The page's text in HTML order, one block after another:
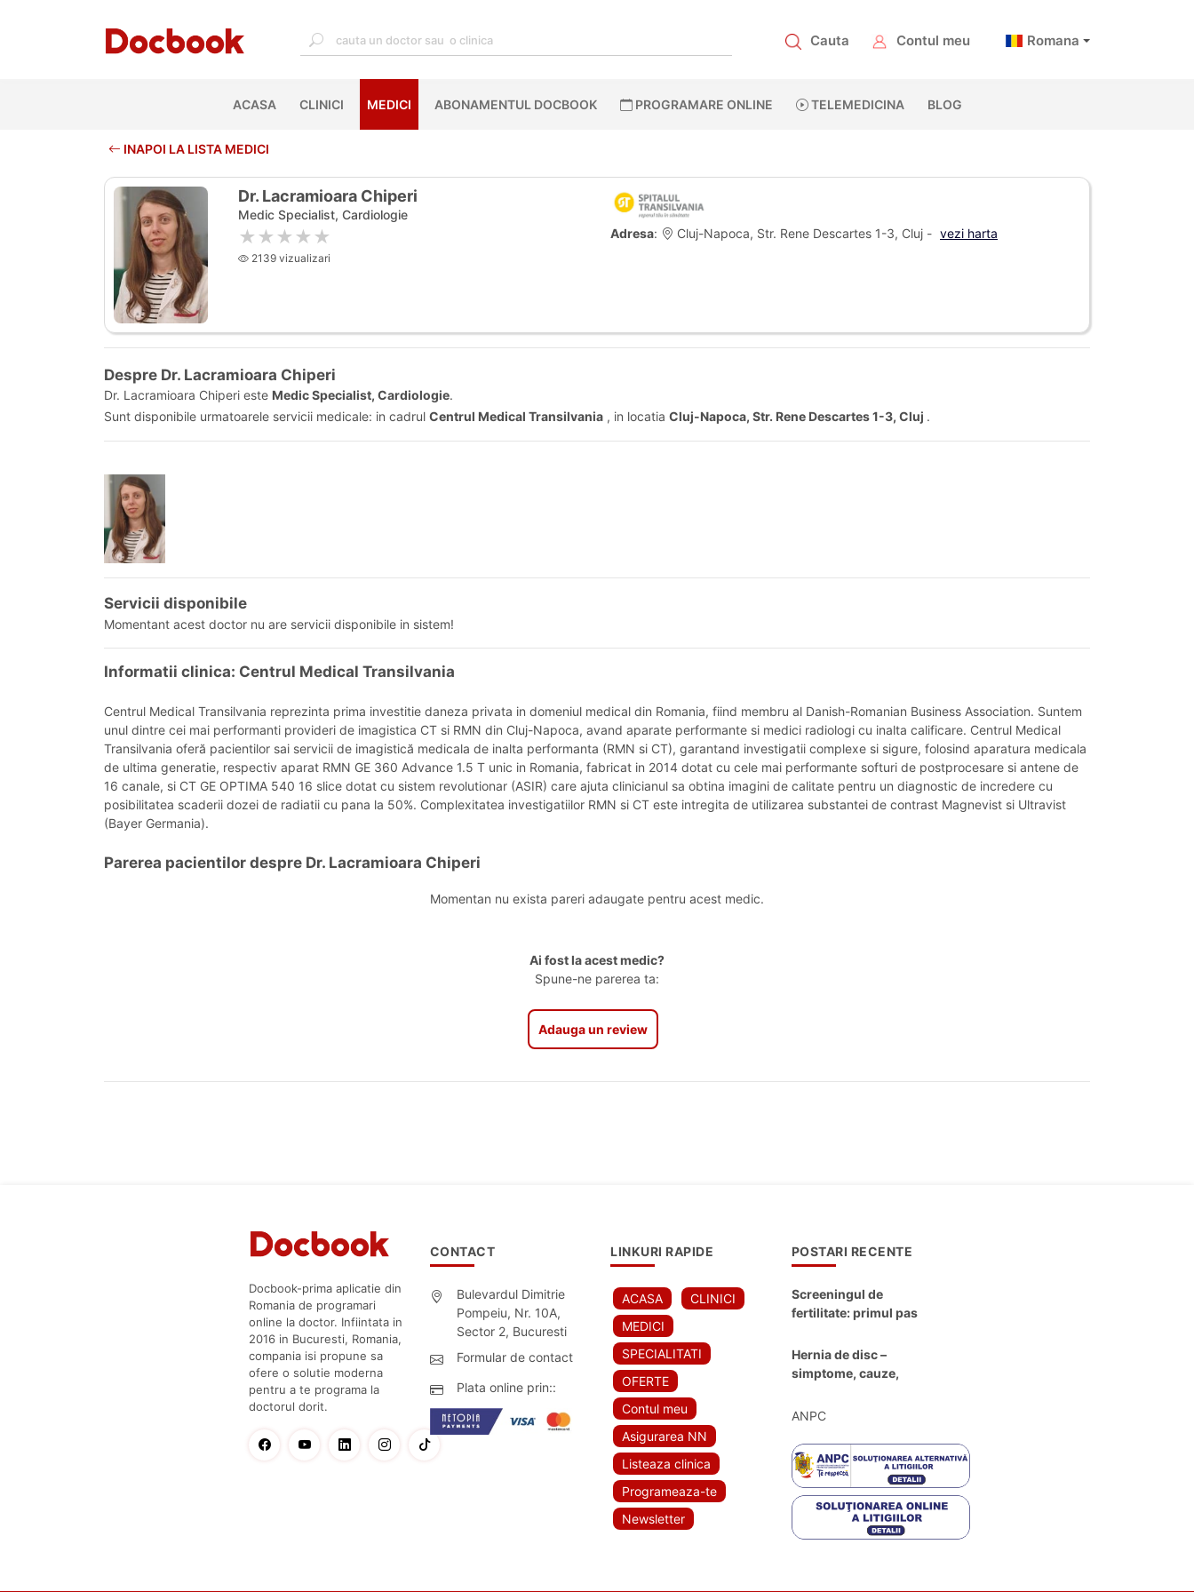
Cauta Contul meu Romana
ACASA(CURRENT)
CLINICI MEDICI ABONAMENTUL DOCBOOK PROGRAMARE ONLINE TELEMEDICINA BLOG
INAPOI LA LISTA MEDICI
Dr. Lacramioara Chiperi
Medic Specialist, Cardiologie
★★★★★
2139 vizualizari
Adresa: Cluj-Napoca, Str. Rene Descartes 1-3, Cluj - vezi harta
Despre Dr. Lacramioara Chiperi
Dr. Lacramioara Chiperi este Medic Specialist, Cardiologie.
Sunt disponibile urmatoarele servicii medicale: in cadrul Centrul Medical Transilvania , in locatia Cluj-Napoca, Str. Rene Descartes 1-3, Cluj .
Servicii disponibile
Momentant acest doctor nu are servicii disponibile in sistem!
Informatii clinica: Centrul Medical Transilvania
Centrul Medical Transilvania reprezinta prima investitie daneza privata in domeniul medical din Romania, fiind membru al Danish-Romanian Business Association. Suntem
unul dintre cei mai performanti provideri de imagistica CT si RMN din Cluj-Napoca, avand aparate performante si medici radiologi cu inalta calificare. Centrul Medical
Transilvania oferă pacientilor sai servicii de imagistică medicala de inalta performanta (RMN si CT), garantand investigatii complexe si sigure, folosind aparatura medicala
de ultima generatie, respectiv aparat RMN GE 360 Advance 1.5 T unic in Romania, fabricat in 2014 dotat cu cele mai performante softuri de postprocesare si antene de
16 canale, si CT GE OPTIMA 540 16 slice dotat cu sistem revolutionar (ASIR) care ajuta clinicianul sa obtina imagini de calitate pentru un diagnostic de incredere cu
posibilitatea scaderii dozei de radiatii cu pana la 50%. Complexitatea investigatiilor RMN si CT este intregita de utilizarea substantei de contrast Magnevist si Ultravist
(Bayer Germania).
Parerea pacientilor despre Dr. Lacramioara Chiperi
Momentan nu exista pareri adaugate pentru acest medic.
Ai fost la acest medic?
Spune-ne parerea ta:
Adauga un review
Docbook-prima aplicatie din
Romania de programari
online la doctor. Infiintata in
2016 in Bucuresti, Romania,
compania isi propune sa
ofere o solutie moderna
pentru a te programa la
doctorul dorit.
CONTACT
Bulevardul Dimitrie
Pompeiu, Nr. 10A,
Sector 2, Bucuresti
Formular de contact
Plata online prin::
LINKURI RAPIDE
ACASA
CLINICI
MEDICI
SPECIALITATI
OFERTE
Contul meu
Asigurarea NN
Listeaza clinica
Programeaza-te
Newsletter
POSTARI RECENTE
Screeningul de
fertilitate: primul pas
Hernia de disc –
simptome, cauze,
moderne de
ANPC